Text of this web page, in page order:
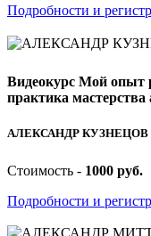
Подробности и
Видеокурс Мой опыт
практика мастерства
АЛЕКСАНДР КУЗНЕЦОВ
Стоимость - 1000 руб.
Подробности и